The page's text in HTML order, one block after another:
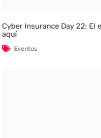
Cyber Insurance Day 22: El
aquí
Eventos